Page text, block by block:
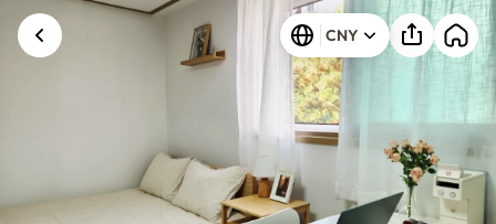
[7mins from Daeheung
CNY
发生未知错误。请重试。